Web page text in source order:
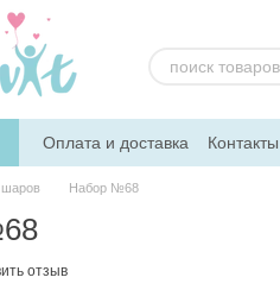
контенту
Оплата и доставка Контакты
Набор №68
отзыв